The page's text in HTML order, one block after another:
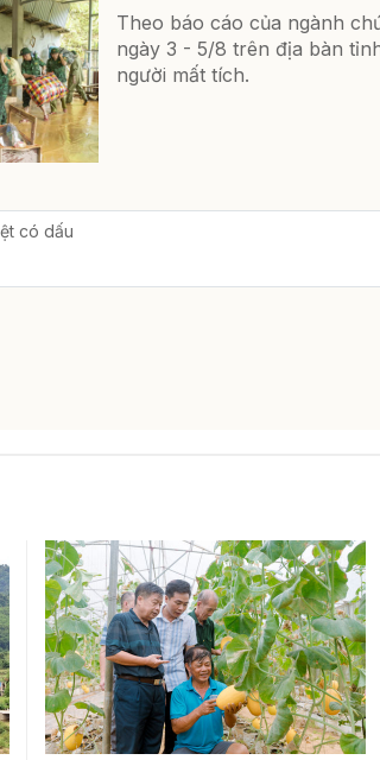
Theo báo cáo của ngành
ngày 3 - 5/8 trên địa bàn
người mất tích.